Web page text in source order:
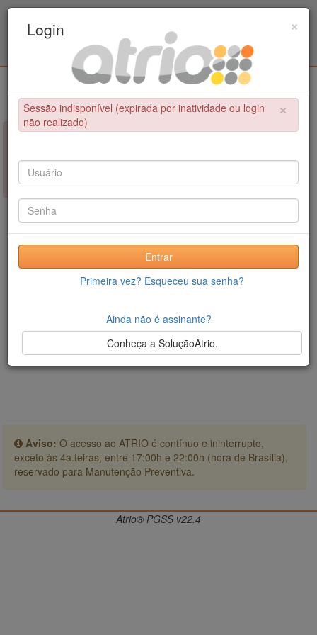
Educação Física / UPE - UFPB
×
NÃO FOI POSSÍVEL CONCLUIR A OPERAÇÃO
Sessão indisponível (expirada por inatividade ou login não
realizado)
Aviso: O acesso ao ATRIO é contínuo e ininterrupto,
exceto às 4a.feiras, entre 17:00h e 22:00h (hora de Brasília),
reservado para Manutenção Preventiva.
×
Login
×
Sessão indisponível (expirada por inatividade ou login
não realizado)
Entrar
Primeira vez? Esqueceu sua senha?
Ainda não é assinante?
Conheça a SoluçãoAtrio.
Atrio® PGSS v22.4